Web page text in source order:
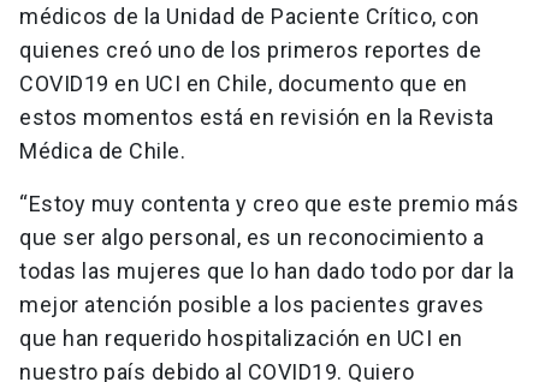
médicos de la Unidad de Paciente Crítico, con
quienes creó uno de los primeros reportes de
COVID19 en UCI en Chile, documento que en
estos momentos está en revisión en la Revista
Médica de Chile.
“Estoy muy contenta y creo que este premio más
que ser algo personal, es un reconocimiento a
todas las mujeres que lo han dado todo por dar la
mejor atención posible a los pacientes graves
que han requerido hospitalización en UCI en
nuestro país debido al COVID19. Quiero